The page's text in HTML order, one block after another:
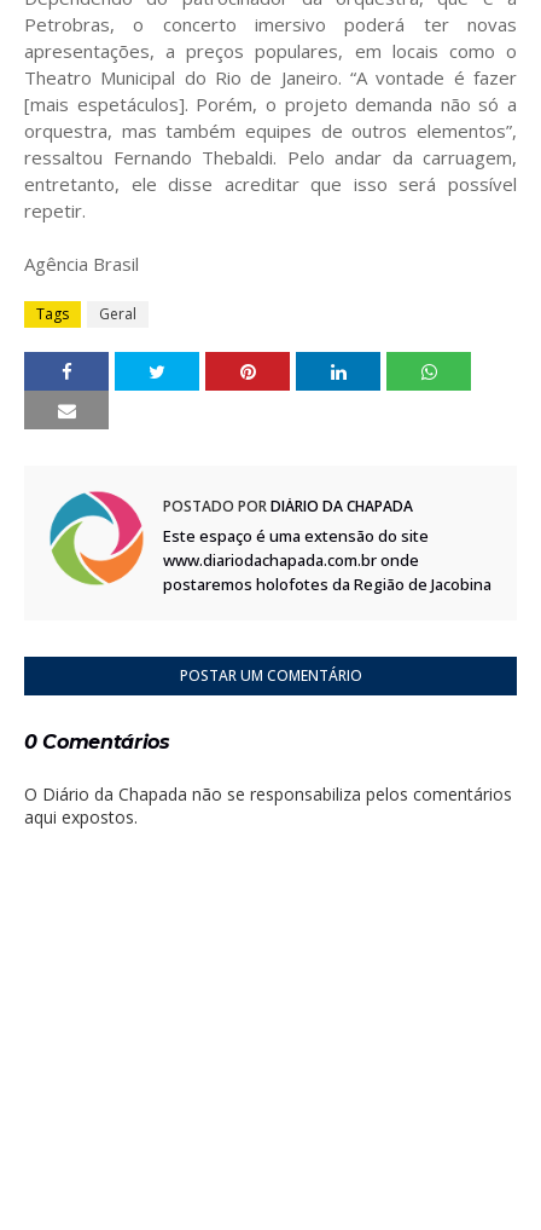
Petrobras, o concerto imersivo poderá ter novas
apresentações, a preços populares, em locais como o
Theatro Municipal do Rio de Janeiro. “A vontade é fazer
[mais espetáculos]. Porém, o projeto demanda não só a
orquestra, mas também equipes de outros elementos”,
ressaltou Fernando Thebaldi. Pelo andar da carruagem,
entretanto, ele disse acreditar que isso será possível
repetir.
Agência Brasil
Tags Geral
POSTADO PORDIÁRIO DA CHAPADA
Este espaço é uma extensão do site
www.diariodachapada.com.br onde
postaremos holofotes da Região de Jacobina
POSTAR UM COMENTÁRIO
0 Comentários
O Diário da Chapada não se responsabiliza pelos comentários
aqui expostos.